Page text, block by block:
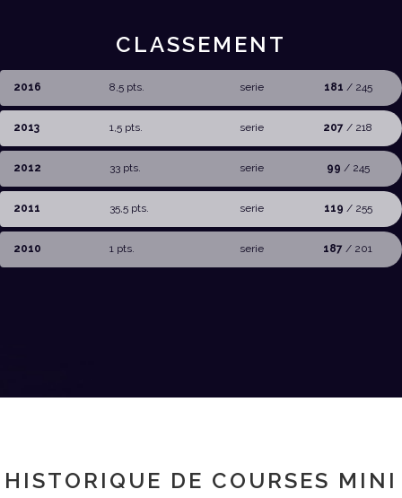
CLASSEMENT
2016 8,5 pts. serie 181 / 245
2013 1,5 pts. serie 207 / 218
2012 33 pts. serie 99 / 245
2011 35,5 pts. serie 119 / 255
2010 1 pts. serie 187 / 201
HISTORIQUE DE COURSES MINI